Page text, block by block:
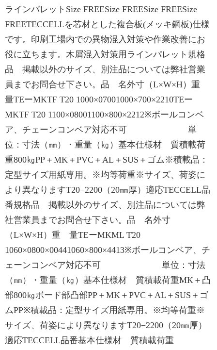
ラインパレットSize FREESize FREESize FREESize
FREETECCELLを芯材とした複合板(メッキ鋼板)仕様
です。印刷工場内での異物混入対策や作業改善にお
役に立ちます。木屑混入対策用ラインパレット規格
品 掲載以外のサイズ、別注品については弊社営業
員までお問合せ下さい。品 名外寸（L×W×H）重
量TEーMKTF T20 1000×07001000×700×2210TEー
MKTF T20 1100×08001100×800×2212※ボールコンベ
ア、チェーンコンベア対応不可 単
位：寸法（㎜）・重量（㎏）基本仕様材 質積載荷
重800㎏PP＋MK＋PVC＋AL＋SUS＋ゴム※積載品：
定型サイズ用紙専用。※均等荷重※サイズ、荷姿に
より異なりますT20−2200（20㎜厚）適応TECCELL品
番規格品 掲載以外のサイズ、別注品については弊
社営業員までお問合せ下さい。品 名外寸
（L×W×H）重 量TEーMKML T20
1060×0800×00441060×800×4413※ボールコンベア、チ
ェーンコンベア対応不可 単位：寸法
（㎜）・重量（㎏）基本仕様材 質積載荷重MK＋凸
部800㎏ボード部凸部PP＋MK＋PVC＋AL＋SUS＋ゴ
ムPP※積載品：定型サイズ用紙専用。※均等荷重※
サイズ、荷姿により異なりますT20−2200（20㎜厚）
適応TECCELL品番基本仕様材 質積載荷重